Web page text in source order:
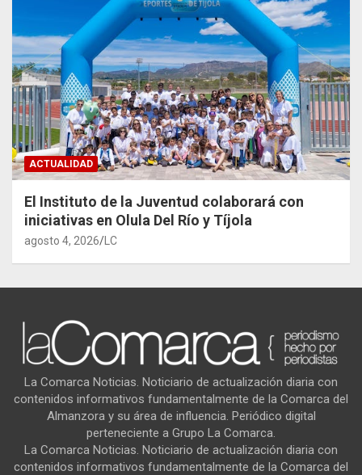
ACTUALIDAD
El Instituto de la Juventud colaborará con
iniciativas en Olula Del Río y Tíjola
agosto 4, 2026 LC
La Comarca Noticias. Noticiario de actualización diaria con
contenidos informativos fundamentalmente de la Comarca del
Almanzora y su área de influencia. Periódico digital
perteneciente a Grupo La Comarca.
La Comarca Noticias. Noticiario de actualización diaria con
contenidos informativos fundamentalmente de la Comarca del